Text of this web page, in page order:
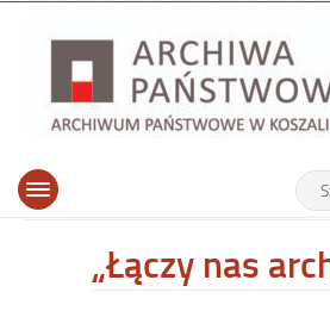
Archiwum Państwowe w
Tutaj
Górne
Otwórz
„Łączy nas